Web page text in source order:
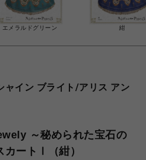
エメラルドグリーン 紺
ャイン ブライト/アリス アン
～秘められた宝石の
カートⅠ（紺）